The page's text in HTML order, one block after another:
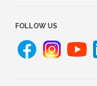
FOLLOW US